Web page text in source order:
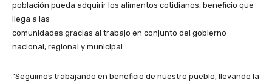
población pueda adquirir los alimentos cotidianos, beneficio que
llega a las
comunidades gracias al trabajo en conjunto del gobierno
nacional, regional y municipal.
“Seguimos trabajando en beneficio de nuestro pueblo, llevando la